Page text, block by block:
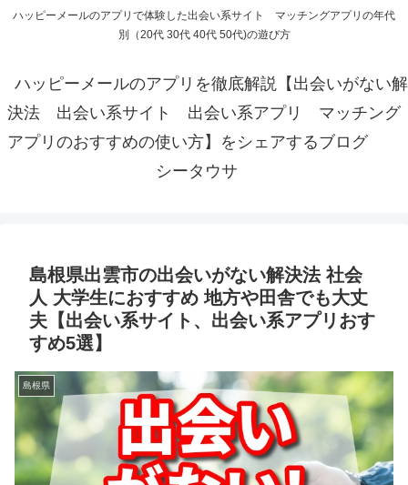
ハッピーメールのアプリで体験した出会い系サイト マッチングアプリの年代
別（20代 30代 40代 50代)の遊び方
ハッピーメールのアプリを徹底解説【出会いがない解
決法 出会い系サイト 出会い系アプリ マッチング
アプリのおすすめの使い方】をシェアするブログ
シータウサ
島根県出雲市の出会いがない解決法 社会
人 大学生におすすめ 地方や田舎でも大丈
夫【出会い系サイト、出会い系アプリおす
すめ5選】
島根県